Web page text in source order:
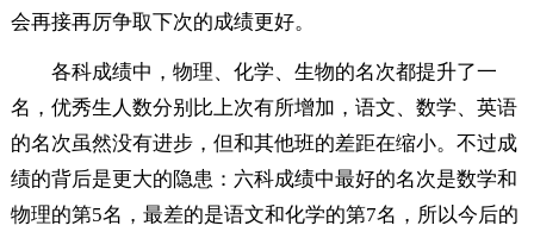
会再接再厉争取下次的成绩更好。
各科成绩中，物理、化学、生物的名次都提升了一
名，优秀生人数分别比上次有所增加，语文、数学、英语
的名次虽然没有进步，但和其他班的差距在缩小。不过成
绩的背后是更大的隐患：六科成绩中最好的名次是数学和
物理的第5名，最差的是语文和化学的第7名，所以今后的